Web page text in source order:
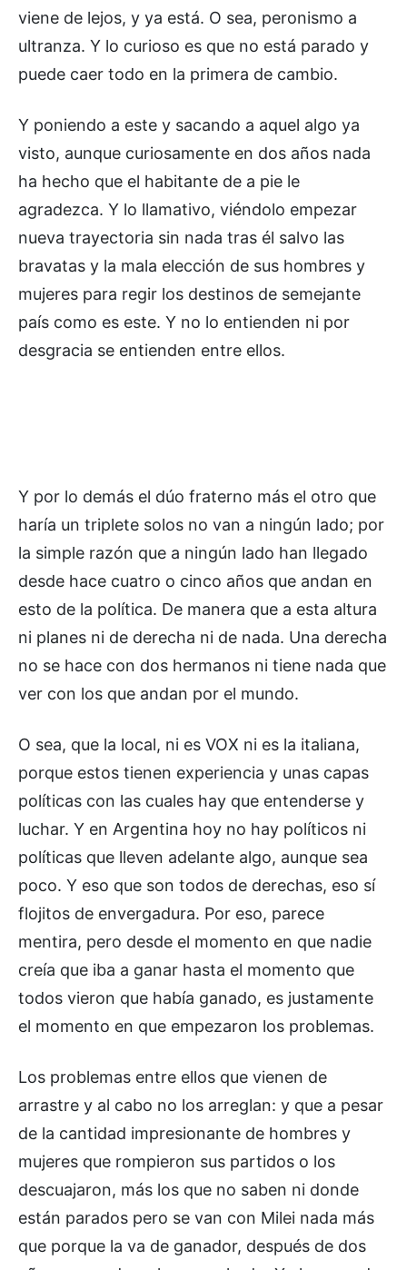
viene de lejos, y ya está. O sea, peronismo a
ultranza. Y lo curioso es que no está parado y
puede caer todo en la primera de cambio.
Y poniendo a este y sacando a aquel algo ya
visto, aunque curiosamente en dos años nada
ha hecho que el habitante de a pie le
agradezca. Y lo llamativo, viéndolo empezar
nueva trayectoria sin nada tras él salvo las
bravatas y la mala elección de sus hombres y
mujeres para regir los destinos de semejante
país como es este. Y no lo entienden ni por
desgracia se entienden entre ellos.
Y por lo demás el dúo fraterno más el otro que
haría un triplete solos no van a ningún lado; por
la simple razón que a ningún lado han llegado
desde hace cuatro o cinco años que andan en
esto de la política. De manera que a esta altura
ni planes ni de derecha ni de nada. Una derecha
no se hace con dos hermanos ni tiene nada que
ver con los que andan por el mundo.
O sea, que la local, ni es VOX ni es la italiana,
porque estos tienen experiencia y unas capas
políticas con las cuales hay que entenderse y
luchar. Y en Argentina hoy no hay políticos ni
políticas que lleven adelante algo, aunque sea
poco. Y eso que son todos de derechas, eso sí
flojitos de envergadura. Por eso, parece
mentira, pero desde el momento en que nadie
creía que iba a ganar hasta el momento que
todos vieron que había ganado, es justamente
el momento en que empezaron los problemas.
Los problemas entre ellos que vienen de
arrastre y al cabo no los arreglan: y que a pesar
de la cantidad impresionante de hombres y
mujeres que rompieron sus partidos o los
descuajaron, más los que no saben ni donde
están parados pero se van con Milei nada más
que porque la va de ganador, después de dos